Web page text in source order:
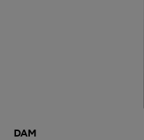
DAM